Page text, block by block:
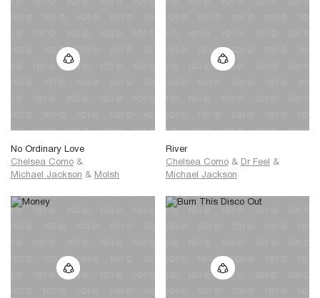
No Ordinary Love
Chelsea Como &
Michael Jackson & MoIsh
River
Chelsea Como & Dr Feel
&
Michael Jackson